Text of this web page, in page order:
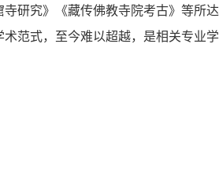
寺研究》《藏传佛教寺院考古》等所达
范式，至今难以超越，是相关专业学